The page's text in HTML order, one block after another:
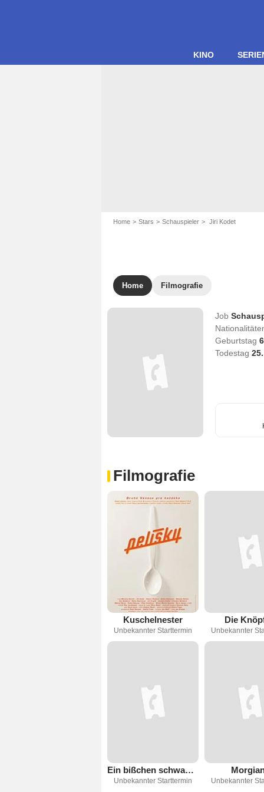
KINO
Home Stars Schauspieler Jiri Kodet
Home Filmografie
Job
Geburtstag
Todestag
Filmografie
Kuschelnester
Unbekannter Starttermin
Die
Unbekannter
Ein bißchen schwanger
Unbekannter Starttermin Unbekannter